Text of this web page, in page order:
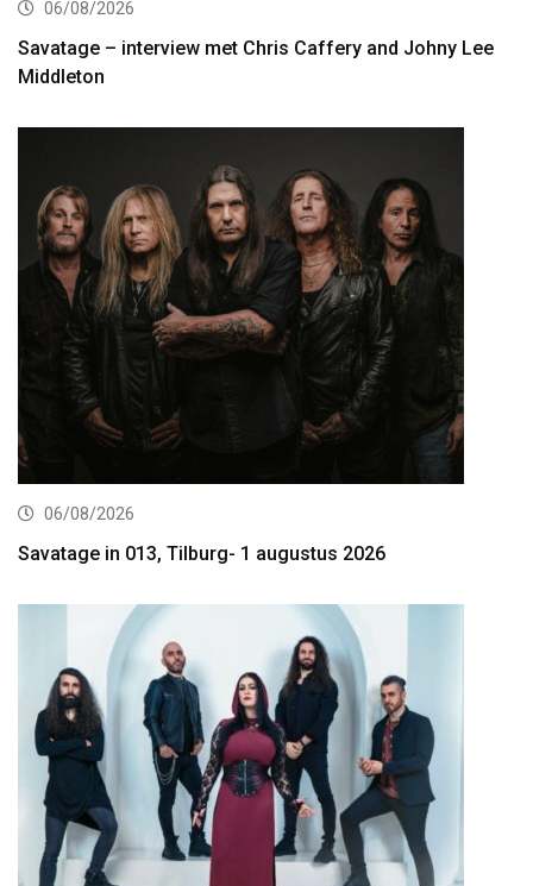
06/08/2026
Savatage – interview met Chris Caffery and Johny Lee
Middleton
06/08/2026
Savatage in 013, Tilburg- 1 augustus 2026